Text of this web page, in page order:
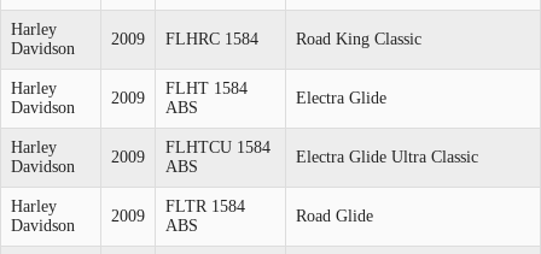
Harley
Davidson
2009 FLHRC 1584 Road King Classic
Harley
Davidson
2009
FLHT 1584
ABS
Electra Glide
Harley
Davidson
2009
FLHTCU 1584
ABS
Electra Glide Ultra Classic
Harley
Davidson
2009
FLTR 1584
ABS
Road Glide